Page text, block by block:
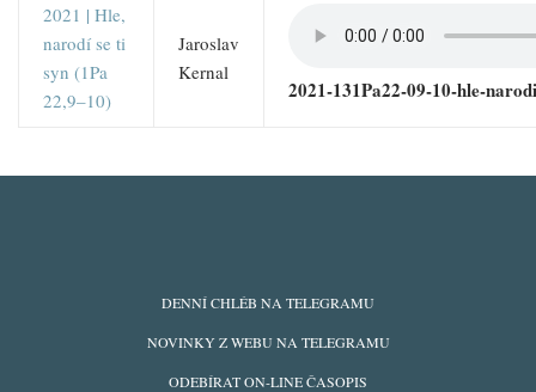
2021 | Hle,
narodí se ti
syn (1Pa
22,9–10)
Jaroslav
Kernal
2021-131Pa22-09-10-hle-
DENNÍ CHLÉB NA TELEGRAMU
NOVINKY Z WEBU NA TELEGRAMU
ODEBÍRAT ON-LINE ČASOPIS